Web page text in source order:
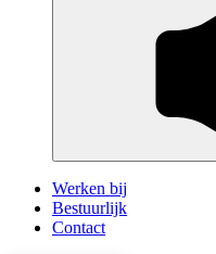
Werken bij
Bestuurlijk
Contact